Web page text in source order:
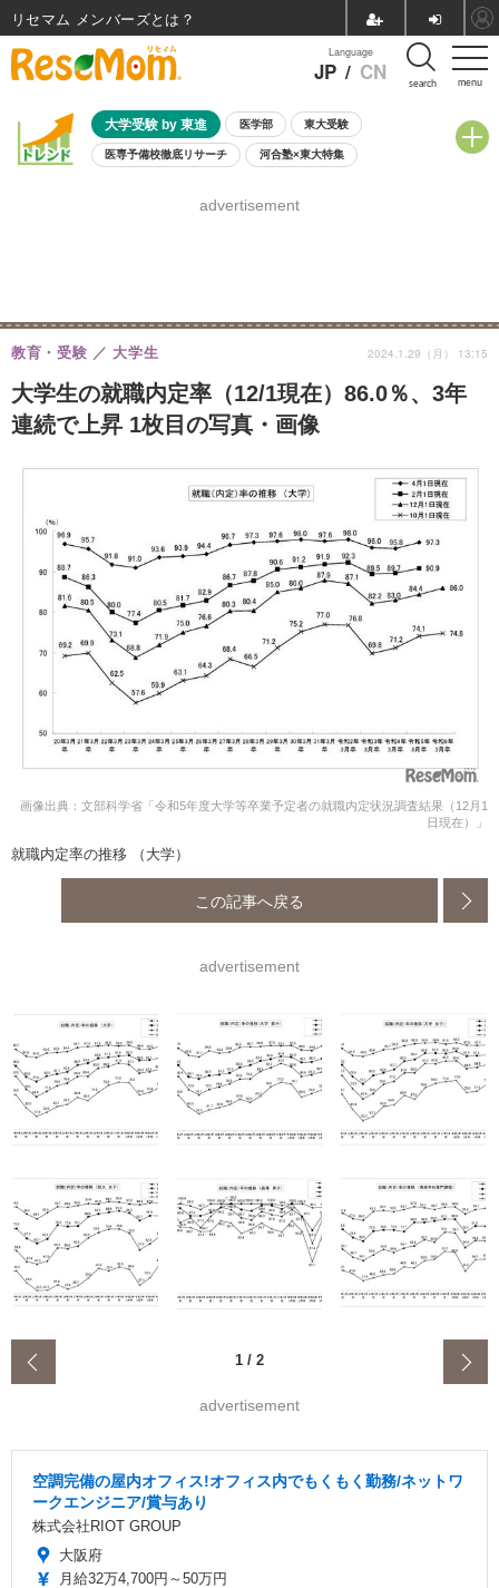
menu
Language
JP / CN search
大学受験 by 東進 医学部 東大受験
医専予備校徹底リサーチ 河合塾×東大特集
8月開催学校説明会・相談会
advertisement
大学生の就職内定率（12/1現在）86.0％、3年
連続で上昇 1枚目の写真・画像
教育・受験 大学生 2024.1.29（月） 13:15
画像出典：文部科学省「令和5年度大学等卒業予定者の就職内定状況調査結果（12月1
日現在）」
就職内定率の推移 （大学）
この記事へ戻る
advertisement
1 / 2
advertisement
空調完備の屋内オフィス!オフィス内でもくもく勤務/ネットワ
ークエンジニア/賞与あり
株式会社RIOT GROUP
大阪府
月給32万4,700円～50万円
リセマム メンバーズ